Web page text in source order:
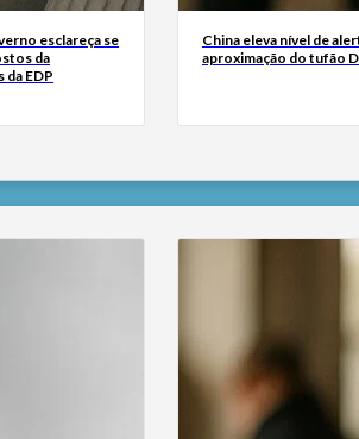
esclareça se
da
da EDP
China eleva nível de
aproximação do tufão